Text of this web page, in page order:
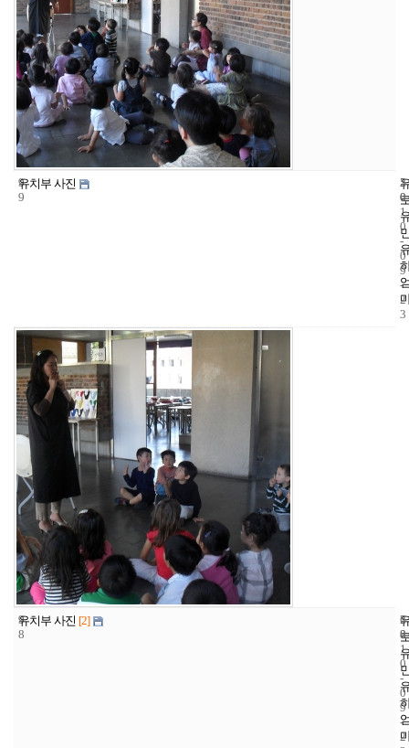
9
9
유치부 사진
5
0
2
0
1
0
-
0
9
-
2
3
9
8
유치부 사진 [2]
6
8
2
0
1
0
-
0
9
-
2